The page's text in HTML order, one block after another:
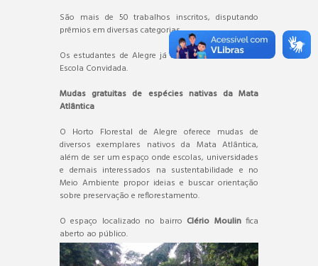
São mais de 50 trabalhos inscritos, disputando
prêmios em diversas categorias.
Os estudantes de Alegre já receberam o Troféu de
Escola Convidada.
Mudas gratuitas de espécies nativas da Mata
Atlântica
O Horto Florestal de Alegre oferece mudas de
diversos exemplares nativos da Mata Atlântica,
além de ser um espaço onde escolas, universidades
e demais interessados na sustentabilidade e no
Meio Ambiente propor ideias e buscar orientação
sobre preservação e reflorestamento.
O espaço localizado no bairroClério Moulinfica
aberto ao público.